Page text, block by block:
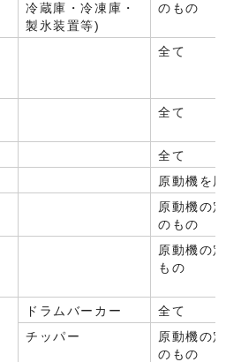
冷蔵庫・冷凍庫・
製氷装置等)
のもの
全て
全て
全て
原動機を
原動機の
のもの
原動機の
もの
ドラムバーカー
全て
チッパー
原動機の
のもの